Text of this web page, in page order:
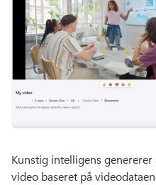
Kunstig intelligens
video baseret på